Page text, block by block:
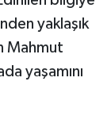
yaklaşık
Mahmut
yaşamını